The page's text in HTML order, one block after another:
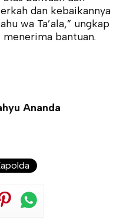
dan kebaikannya
wa Ta’ala,” ungkap
menerima bantuan.
Ananda